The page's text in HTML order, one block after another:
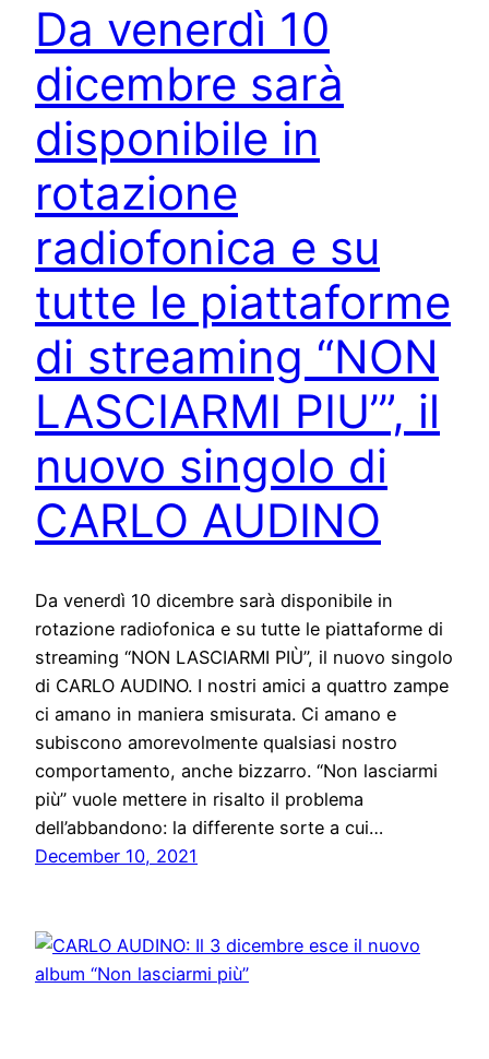
Da venerdì 10
dicembre sarà
disponibile in
rotazione
radiofonica e su
tutte le piattaforme
di streaming “NON
LASCIARMI PIU’”, il
nuovo singolo di
CARLO AUDINO
Da venerdì 10 dicembre sarà disponibile in
rotazione radiofonica e su tutte le piattaforme di
streaming “NON LASCIARMI PIÙ”, il nuovo singolo
di CARLO AUDINO. I nostri amici a quattro zampe
ci amano in maniera smisurata. Ci amano e
subiscono amorevolmente qualsiasi nostro
comportamento, anche bizzarro. “Non lasciarmi
più” vuole mettere in risalto il problema
dell’abbandono: la differente sorte a cui…
December 10, 2021